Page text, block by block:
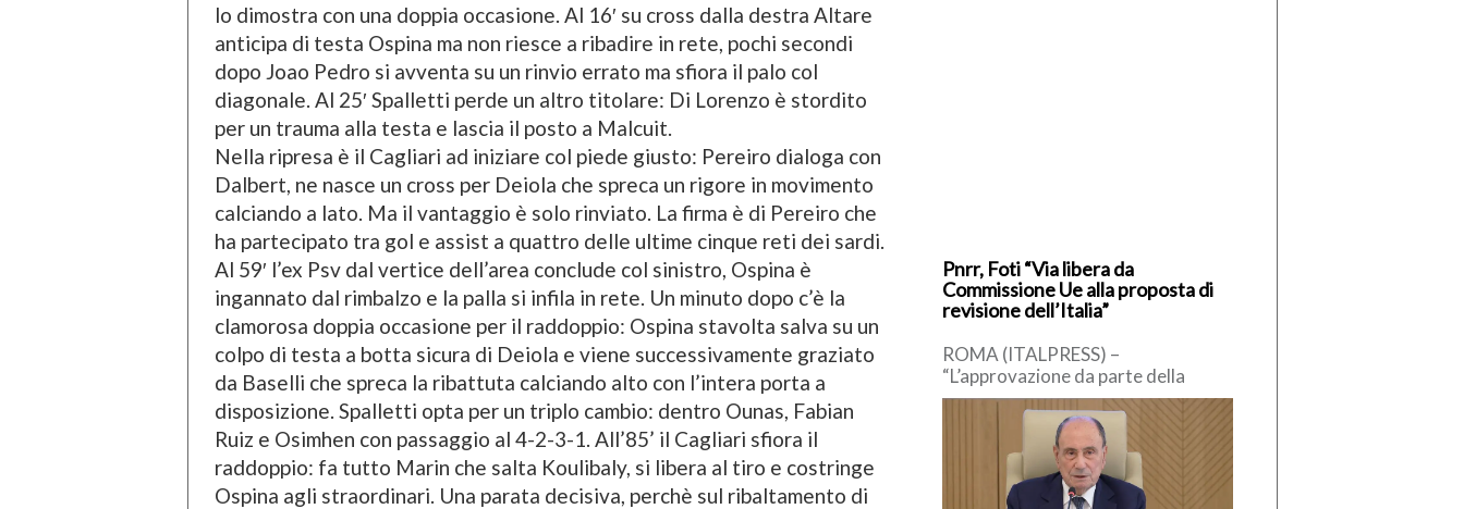
lo dimostra con una doppia occasione. Al 16′ su cross dalla destra Altare
anticipa di testa Ospina ma non riesce a ribadire in rete, pochi secondi
dopo Joao Pedro si avventa su un rinvio errato ma sfiora il palo col
diagonale. Al 25′ Spalletti perde un altro titolare: Di Lorenzo è stordito
per un trauma alla testa e lascia il posto a Malcuit.
Nella ripresa è il Cagliari ad iniziare col piede giusto: Pereiro dialoga con
Dalbert, ne nasce un cross per Deiola che spreca un rigore in movimento
calciando a lato. Ma il vantaggio è solo rinviato. La firma è di Pereiro che
ha partecipato tra gol e assist a quattro delle ultime cinque reti dei sardi.
Al 59′ l’ex Psv dal vertice dell’area conclude col sinistro, Ospina è
ingannato dal rimbalzo e la palla si infila in rete. Un minuto dopo c’è la
clamorosa doppia occasione per il raddoppio: Ospina stavolta salva su un
colpo di testa a botta sicura di Deiola e viene successivamente graziato
da Baselli che spreca la ribattuta calciando alto con l’intera porta a
disposizione. Spalletti opta per un triplo cambio: dentro Ounas, Fabian
Ruiz e Osimhen con passaggio al 4-2-3-1. All’85’ il Cagliari sfiora il
raddoppio: fa tutto Marin che salta Koulibaly, si libera al tiro e costringe
Ospina agli straordinari. Una parata decisiva, perchè sul ribaltamento di
Pnrr, Foti “Via libera da
Commissione Ue alla proposta di
revisione dell’Italia”
ROMA (ITALPRESS) –
“L’approvazione da parte della
Commissione europea della
proposta di revisione del PNRR
consente al Governo di rafforzare